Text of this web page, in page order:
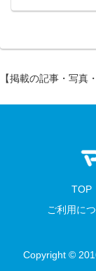
【掲載の記事・写真
TOP
ご利用に
Copyright ©